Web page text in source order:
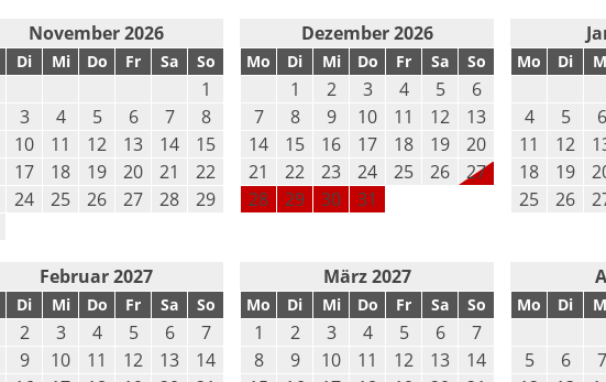
November 2026
Di Mi Do Fr Sa So
1
3 4 5 6 7
8
10 11 12 13 14
15
17 18 19 20 21
22
24 25 26 27 28
29
Dezember 2026
Mo Di Mi Do Fr Sa So
1 2 3 4 5
6
7
8 9 10 11 12
13
14
15 16 17 18 19
20
21
22 23 24 25 26
27
28
29 30 31
Mo Di
4
5 6
11
12
18
19
25
26
Februar 2027
Di Mi Do Fr Sa So
2 3 4 5 6
7
9 10 11 12 13
14
März 2027
Mo Di Mi Do Fr Sa So
1 2 3 4 5 6
7
8
9 10 11 12 13
14
Mo Di
5
6 7